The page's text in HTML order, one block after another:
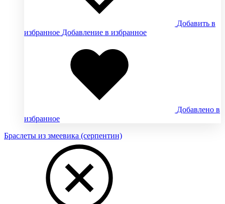
Добавить в
избранное Добавление в избранное
Добавлено в
избранное
Браслеты из змеевика (серпентин)